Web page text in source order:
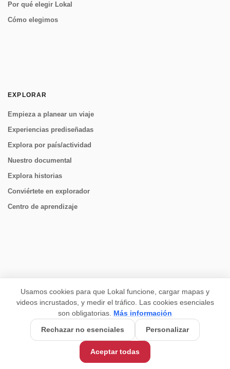
Por qué elegir Lokal
Cómo elegimos
EXPLORAR
Empieza a planear un viaje
Experiencias prediseñadas
Explora por país/actividad
Nuestro documental
Explora historias
Conviértete en explorador
Centro de aprendizaje
Usamos cookies para que Lokal funcione, cargar mapas y
videos incrustados, y medir el tráfico. Las cookies esenciales
son obligatorias. Más información
Rechazar no esenciales
Personalizar
Aceptar todas